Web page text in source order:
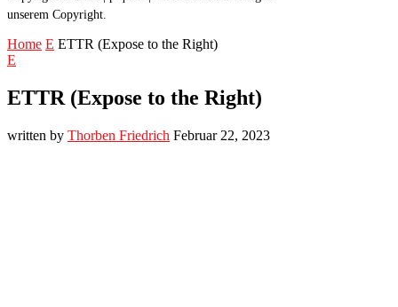
unserem Copyright.
Home E ETTR (Expose to the Right)
E
ETTR (Expose to the Right)
written by Thorben Friedrich Februar 22, 2023